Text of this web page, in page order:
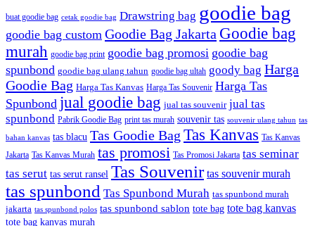
buat goodie bag cetak goodie bag Drawstring bag goodie bag
goodie bag custom Goodie Bag Jakarta Goodie bag
murah goodie bag print goodie bag promosi goodie bag
spunbond goodie bag ulang tahun goodie bag ultah goody bag Harga
Goodie Bag Harga Tas Kanvas Harga Tas Souvenir Harga Tas
Spunbond jual goodie bag jual tas souvenir jual tas
spunbond Pabrik Goodie Bag print tas murah souvenir tas souvenir ulang tahun tas
bahan kanvas tas blacu Tas Goodie Bag Tas Kanvas Tas Kanvas
Jakarta Tas Kanvas Murah tas promosi Tas Promosi Jakarta tas seminar
tas serut tas serut ransel Tas Souvenir tas souvenir murah
tas spunbond Tas Spunbond Murah tas spunbond murah
jakarta tas spunbond polos tas spunbond sablon tote bag tote bag kanvas
tote bag kanvas murah